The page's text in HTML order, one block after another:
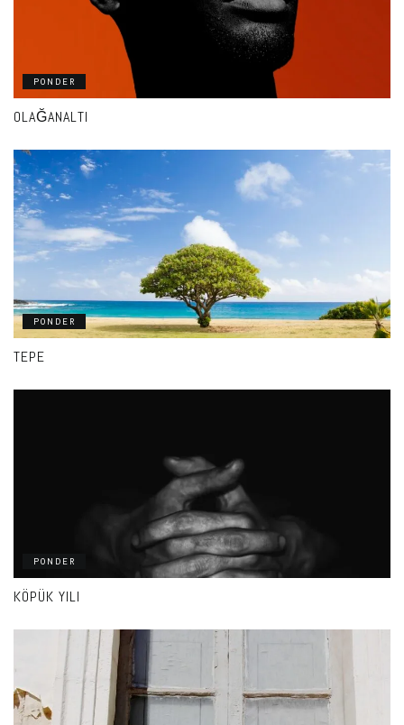
PONDER
OLAĞANALTI
PONDER
TEPE
PONDER
KÖPÜK YILI